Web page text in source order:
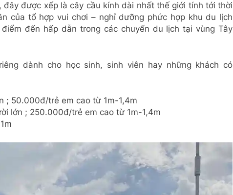
được xếp là cây cầu kính dài nhất thế giới tính tới thời
của tổ hợp vui chơi – nghỉ dưỡng phức hợp khu du lịch
đến hấp dẫn trong các chuyến du lịch tại vùng Tây
dành cho học sinh, sinh viên hay những khách có
; 50.000đ/trẻ em cao từ 1m-1,4m
lớn ; 250.000đ/trẻ em cao từ 1m-1,4m